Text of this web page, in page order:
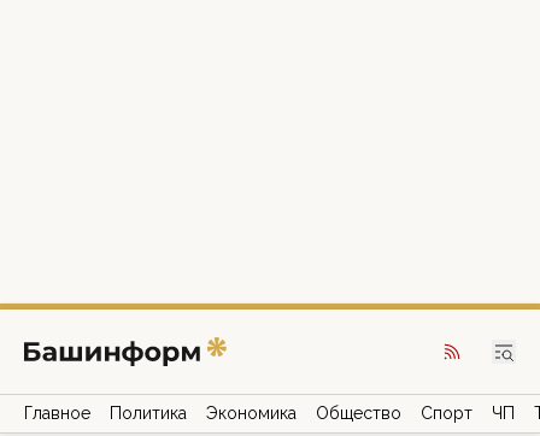
Главное Политика Экономика Общество Спорт ЧП